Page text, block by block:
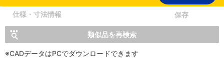
仕様・寸法情報 保存
類似品を再検索
※CADデータはPCでダウンロードできます